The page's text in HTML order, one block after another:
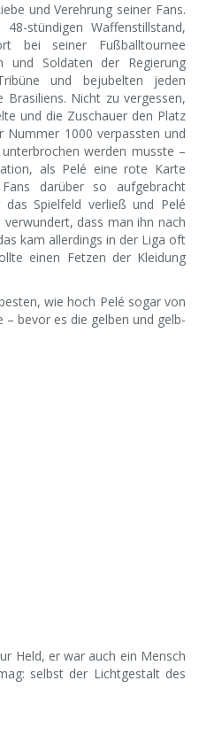
und Verehrung seiner Fans.
stündigen Waffenstillstand,
bei seiner Fußballtournee
und Soldaten der Regierung
und bejubelten jeden
Nicht zu vergessen,
und die Zuschauer den Platz
1000 verpassten und
werden musste –
als Pelé eine rote Karte
darüber so aufgebracht
Spielfeld verließ und Pelé
dass man ihn nach
kam allerdings in der Liga oft
einen Fetzen der Kleidung
wie hoch Pelé sogar von
bevor es die gelben und gelb-
Held, er war auch ein Mensch
selbst der Lichtgestalt des